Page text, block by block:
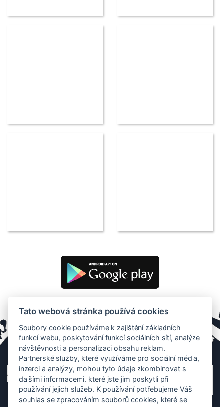
Tato webová stránka používá cookies
Soubory cookie používáme k zajištění základních
funkcí webu, poskytování funkcí sociálních sítí, analýze
návštěvnosti a personalizaci obsahu reklam.
Partnerské služby, které využíváme pro sociální média,
inzerci a analýzy, mohou tyto údaje zkombinovat s
dalšími informacemi, které jste jim poskytli při
používání jejich služeb. K používání potřebujeme Váš
souhlas se zpracováním souborů cookies, které se